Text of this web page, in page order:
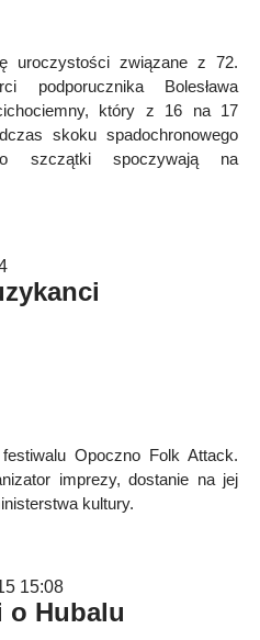
uroczystości związane z 72.
podporucznika Bolesława
który z 16 na 17
skoku spadochronowego
szczątki spoczywają na
Opoczno Folk Attack.
imprezy, dostanie na jej
kultury.
15:08
o Hubalu